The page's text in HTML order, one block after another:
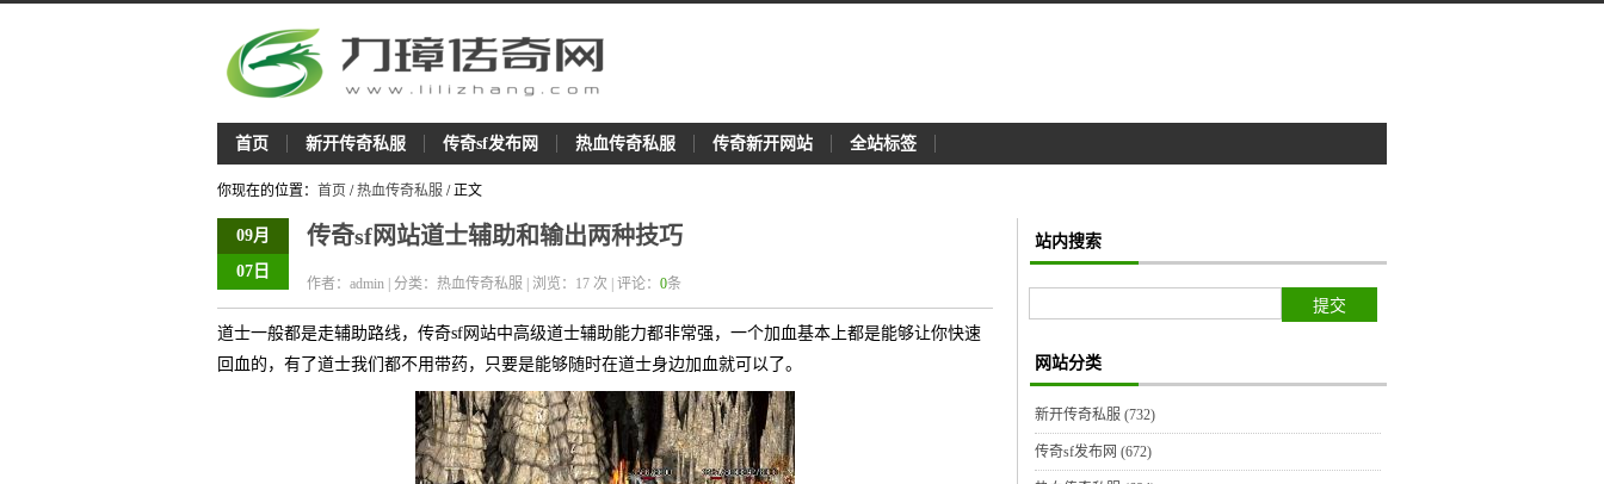
首页 新开传奇私服 传奇sf发布网 热血传奇私服 传奇新开网站 全站标签
你现在的位置： 首页 /热血传奇私服 / 正文
09月
07日
传奇sf网站道士辅助和输出两种技巧
作者：admin | 分类：热血传奇私服 | 浏览： 17 次 | 评论： 0条
道士一般都是走辅助路线，传奇sf网站中高级道士辅助能力都非常强，一个加血基本上都是能够让你快速
回血的，有了道士我们都不用带药，只要是能够随时在道士身边加血就可以了。
站内搜索
网站分类
新开传奇私服 (732)
传奇sf发布网 (672)